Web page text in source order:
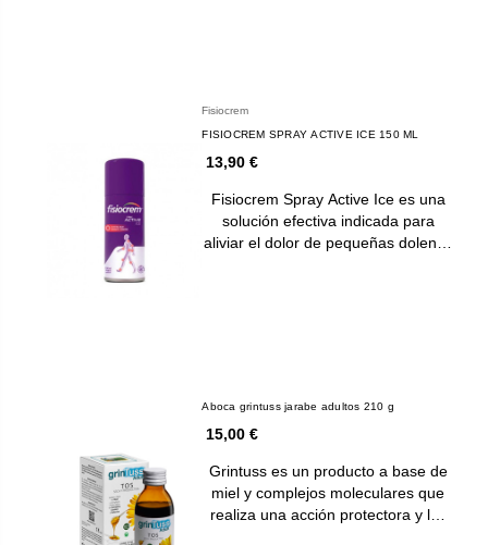
Fisiocrem
FISIOCREM SPRAY ACTIVE ICE 150 ML
13,90 €
Fisiocrem Spray Active Ice es una
solución efectiva indicada para
aliviar el dolor de pequeñas dolen…
Aboca grintuss jarabe adultos 210 g
15,00 €
Grintuss es un producto a base de
miel y complejos moleculares que
realiza una acción protectora y l…